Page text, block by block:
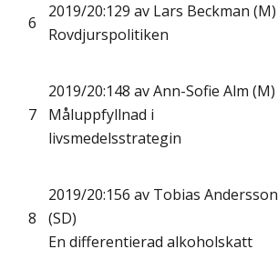
6
2019/20:129 av Lars Beckman (M)
Rovdjurspolitiken
7
2019/20:148 av Ann-Sofie Alm (M)
Måluppfyllnad i
livsmedelsstrategin
8
2019/20:156 av Tobias Andersson
(SD)
En differentierad alkoholskatt